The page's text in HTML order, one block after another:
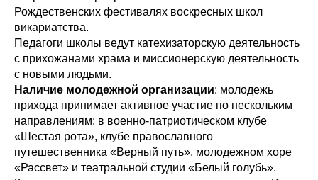
Рождественских фестивалях воскресных школ
викариатства.
Педагоги школы ведут катехизаторскую деятельность
с прихожанами храма и миссионерскую деятельность
с новыми людьми.
Наличие молодежной организации: молодежь
прихода принимает активное участие по нескольким
направлениям: в военно-патриотическом клубе
«Шестая рота», клубе православного
путешественника «Верный путь», молодежном хоре
«Рассвет» и театральной студии «Белый голубь».